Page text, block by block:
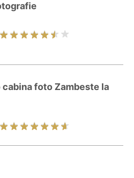
foto Zambeste la